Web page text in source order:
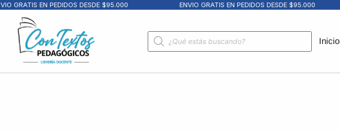
EN PEDIDOS DESDE $95.000 ENVIO GRATIS EN PEDIDOS DESDE $95.000
Inicio